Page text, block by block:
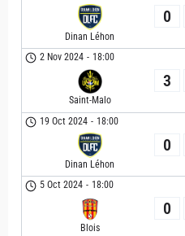
Dinan Léhon
0
2 Nov 2024 - 18:00
Saint-Malo
3
19 Oct 2024 - 18:00
Dinan Léhon
0
5 Oct 2024 - 18:00
Blois
0